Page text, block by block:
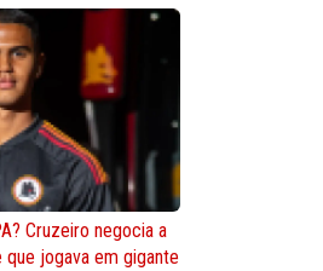
Cruzeiro negocia a
jogava em gigante